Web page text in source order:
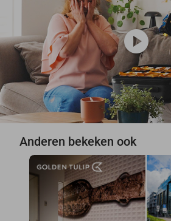
play_circle
Anderen bekeken ook